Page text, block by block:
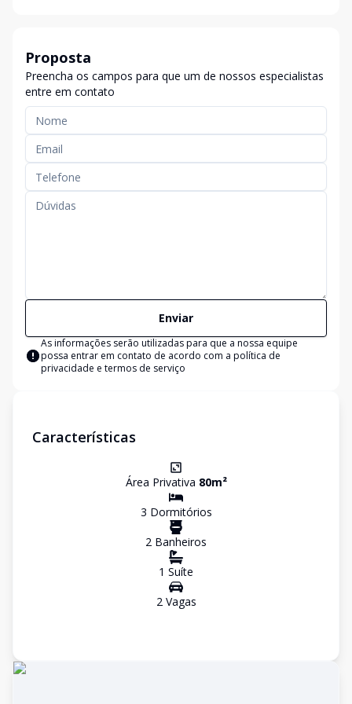
Proposta
Preencha os campos para que um de nossos especialistas
entre em contato
Enviar
As informações serão utilizadas para que a nossa equipe
possa entrar em contato de acordo com a política de
privacidade e termos de serviço
Características
Área Privativa 80m²
3 Dormitórios
2 Banheiros
1 Suíte
2Vagas